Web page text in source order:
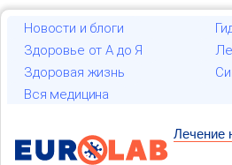
Новости и блоги
Здоровье от А до Я
Здоровая жизнь
Вся медицина
Лечение